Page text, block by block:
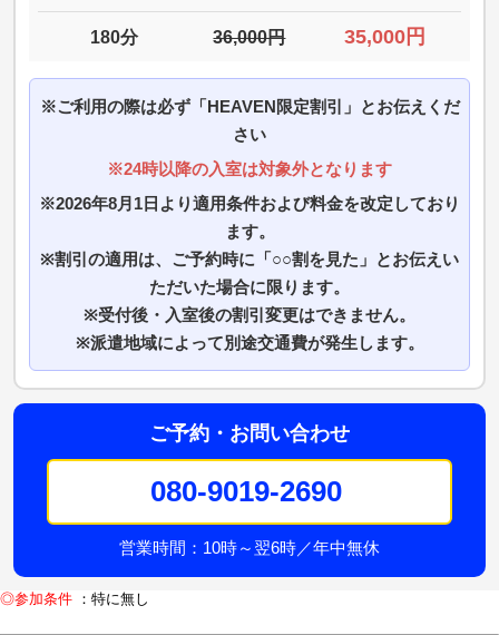
180分 36,000円 35,000円
※ご利用の際は必ず「HEAVEN限定割引」とお伝えくだ
さい
※24時以降の入室は対象外となります
※2026年8月1日より適用条件および料金を改定しており
ます。
※割引の適用は、ご予約時に「○○割を見た」とお伝えい
ただいた場合に限ります。
※受付後・入室後の割引変更はできません。
※派遣地域によって別途交通費が発生します。
ご予約・お問い合わせ
080-9019-2690
営業時間：10時～翌6時／年中無休
◎参加条件 ：特に無し